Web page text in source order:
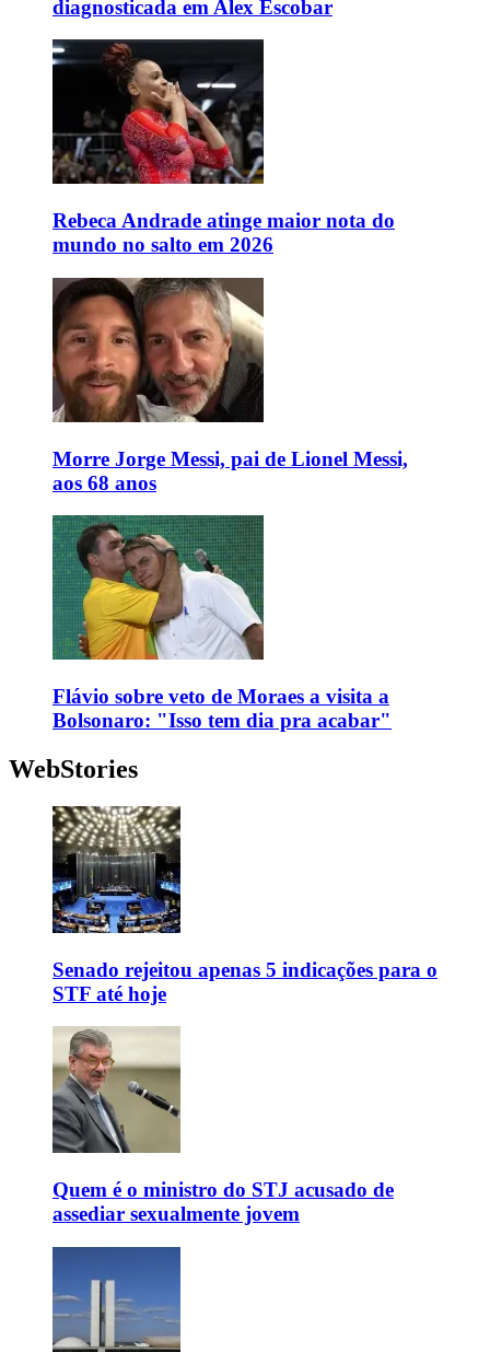
diagnosticada em Alex Escobar
Rebeca Andrade atinge maior nota do
mundo no salto em 2026
Morre Jorge Messi, pai de Lionel Messi,
aos 68 anos
Flávio sobre veto de Moraes a visita a
Bolsonaro: "Isso tem dia pra acabar"
WebStories
Senado rejeitou apenas 5 indicações para o
STF até hoje
Quem é o ministro do STJ acusado de
assediar sexualmente jovem